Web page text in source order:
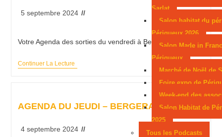
Sarlat
Salon habitat du
Périgueux 2026
Salon Made in
Périgueux
Marché de Noël de
Foire expo de
Week-end des
Salon Habitat de
2025
Tous les Podcasts
5 septembre 2024
Votre Agenda des sorties du vendredi à Bergerac.
Continuer La Lecture
AGENDA DU JEUDI – BERGERAC
4 septembre 2024